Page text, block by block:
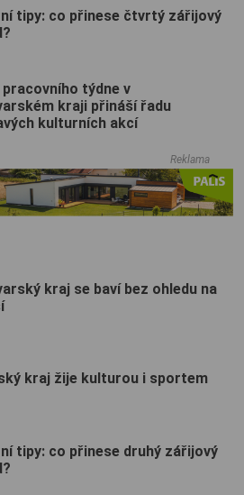
tipy: co přinese čtvrtý zářijový
týdne v
kraji přináší řadu
kulturních akcí
Reklama
kraj se baví bez ohledu na
kraj žije kulturou i sportem
tipy: co přinese druhý zářijový